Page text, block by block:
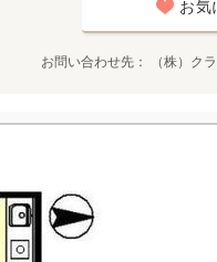
お気
お問い合わせ先 （株）ク